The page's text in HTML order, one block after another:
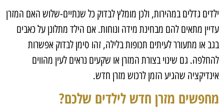
ילדים גדלים במהירות, ולכן מומלץ לבדוק כל שנתיים-שלוש האם המזרן
עדיין מתאים להם מבחינת מידה ונוחות. אם הילד מתלונן על כאבים
בגב או מתעורר לעיתים תכופות בלילה, זהו סימן לבדוק אפשרות
להחלפה. גם שינוי בצורת המזרן או שקעים נראים לעין מהווים
אינדיקציה שהגיע הזמן לרכוש מזרן חדש.
מחפשים מזרן חדש לילדים שלכם?